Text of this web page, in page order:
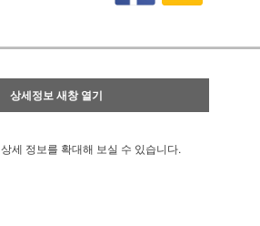
상세정보 새창 열기
상세 정보를 확대해 보실 수 있습니다.